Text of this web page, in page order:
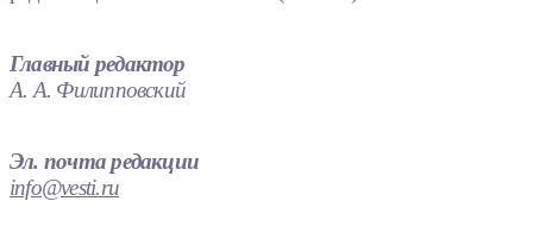
Главный редактор
А. А. Филипповский
Эл. почта редакции
info@vesti.ru